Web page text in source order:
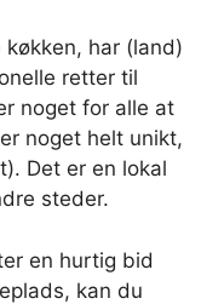
har (land)
retter til
noget for alle at
noget helt unikt,
Det er en lokal
steder.
en hurtig bid
kan du